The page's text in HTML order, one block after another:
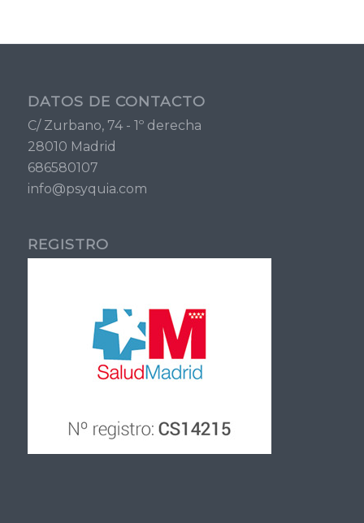
DATOS DE CONTACTO
C/ Zurbano, 74 - 1º derecha
28010 Madrid
686580107
info@psyquia.com
REGISTRO